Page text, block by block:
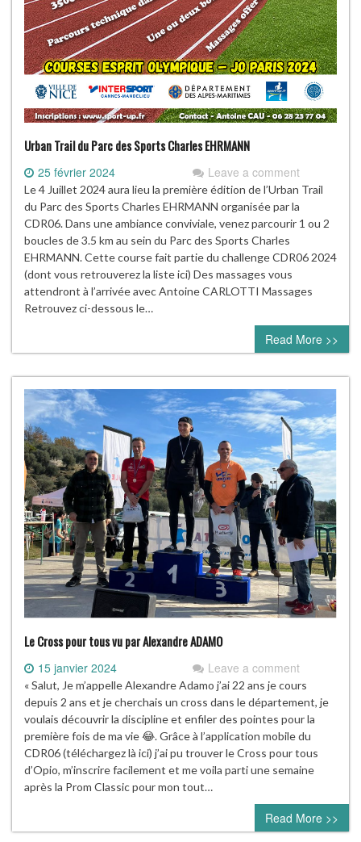
Urban Trail du Parc des Sports Charles EHRMANN
25 février 2024 Leave a comment
Le 4 Juillet 2024 aura lieu la première édition de l’Urban Trail
du Parc des Sports Charles EHRMANN organisée par la
CDR06. Dans une ambiance conviviale, venez parcourir 1 ou 2
boucles de 3.5 km au sein du Parc des Sports Charles
EHRMANN. Cette course fait partie du challenge CDR06 2024
(dont vous retrouverez la liste ici) Des massages vous
attendront à l’arrivée avec Antoine CARLOTTI Massages
Retrouvez ci-dessous le…
Read More >>
Le Cross pour tous vu par Alexandre ADAMO
15 janvier 2024 Leave a comment
« Salut, Je m’appelle Alexandre Adamo j’ai 22 ans je cours
depuis 2 ans et je cherchais un cross dans le département, je
voulais découvrir la discipline et enfiler des pointes pour la
première fois de ma vie 😂. Grâce à l’application mobile du
CDR06 (téléchargez là ici) j’ai pu trouver le Cross pour tous
d’Opio, m’inscrire facilement et me voila parti une semaine
après la Prom Classic pour mon tout…
Read More >>